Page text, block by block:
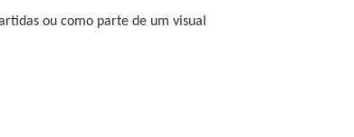
ou como parte de um visual